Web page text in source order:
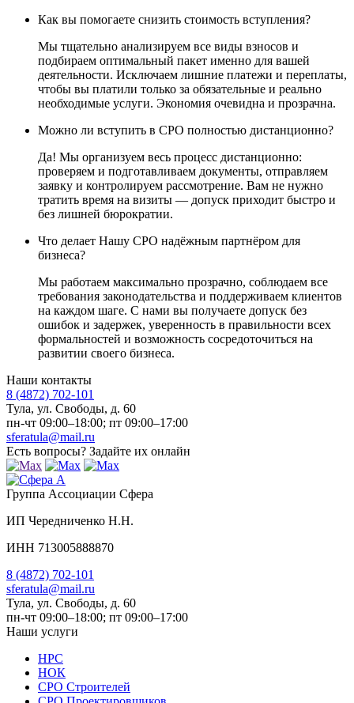
Как вы помогаете снизить стоимость вступления?
Мы тщательно анализируем все виды взносов и
подбираем оптимальный пакет именно для вашей
деятельности. Исключаем лишние платежи и переплаты,
чтобы вы платили только за обязательные и реально
необходимые услуги. Экономия очевидна и прозрачна.
Можно ли вступить в СРО полностью дистанционно?
Да! Мы организуем весь процесс дистанционно:
проверяем и подготавливаем документы, отправляем
заявку и контролируем рассмотрение. Вам не нужно
тратить время на визиты — допуск приходит быстро и
без лишней бюрократии.
Что делает Нашу СРО надёжным партнёром для
бизнеса?
Мы работаем максимально прозрачно, соблюдаем все
требования законодательства и поддерживаем клиентов
на каждом шаге. С нами вы получаете допуск без
ошибок и задержек, уверенность в правильности всех
формальностей и возможность сосредоточиться на
развитии своего бизнеса.
Наши контакты
8 (4872) 702-101
Тула, ул. Свободы, д. 60
пн-чт 09:00–18:00; пт 09:00–17:00
sferatula@mail.ru
Есть вопросы? Задайте их онлайн
Группа Ассоциации Сфера
ИП Чередниченко Н.Н.
ИНН 713005888870
8 (4872) 702-101
sferatula@mail.ru
Тула, ул. Свободы, д. 60
пн-чт 09:00–18:00; пт 09:00–17:00
Наши услуги
НРС
НОК
СРО Строителей